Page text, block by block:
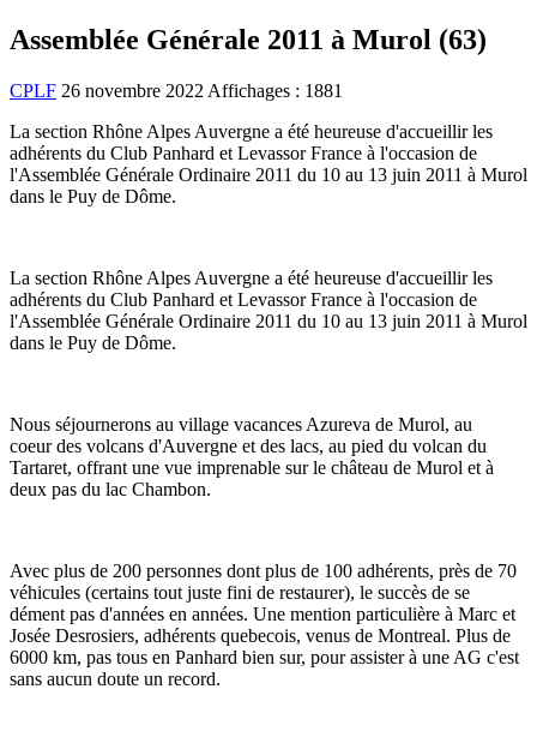
Assemblée Générale 2011 à Murol (63)
CPLF 26 novembre 2022 Affichages : 1881
La section Rhône Alpes Auvergne a été heureuse d'accueillir les
adhérents du Club Panhard et Levassor France à l'occasion de
l'Assemblée Générale Ordinaire 2011 du 10 au 13 juin 2011 à Murol
dans le Puy de Dôme.
La section Rhône Alpes Auvergne a été heureuse d'accueillir les
adhérents du Club Panhard et Levassor France à l'occasion de
l'Assemblée Générale Ordinaire 2011 du 10 au 13 juin 2011 à Murol
dans le Puy de Dôme.
Nous séjournerons au village vacances Azureva de Murol, au
coeur des volcans d'Auvergne et des lacs, au pied du volcan du
Tartaret, offrant une vue imprenable sur le château de Murol et à
deux pas du lac Chambon.
Avec plus de 200 personnes dont plus de 100 adhérents, près de 70
véhicules (certains tout juste fini de restaurer), le succès de se
dément pas d'années en années. Une mention particulière à Marc et
Josée Desrosiers, adhérents quebecois, venus de Montreal. Plus de
6000 km, pas tous en Panhard bien sur, pour assister à une AG c'est
sans aucun doute un record.